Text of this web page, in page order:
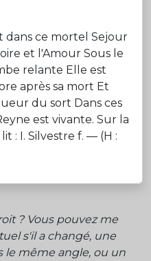
dans ce mortel Sejour
et l'Amour Sous le
relante Elle est
après sa mort Et
du sort Dans ces
est vivante. Sur la
: I. Silvestre f. — (H :
? Vous pouvez me
s'il a changé, une
le même angle, ou un